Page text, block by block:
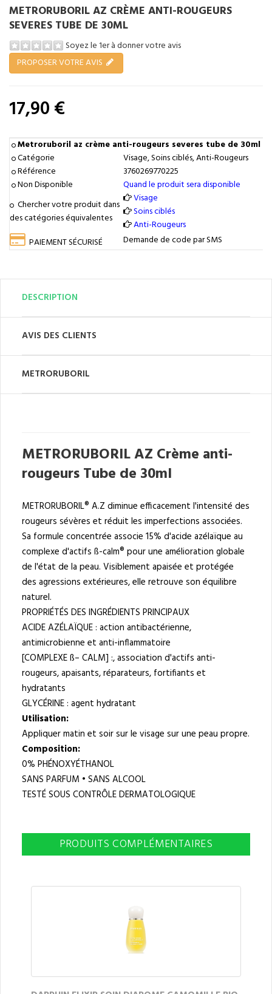
METRORUBORIL AZ CRÈME ANTI-ROUGEURS
SEVERES TUBE DE 30ML
Soyez le 1er à donner votre avis
PROPOSER VOTRE AVIS
17,90 €
Metroruboril az crème anti-rougeurs severes tube de 30ml
Catégorie
Visage, Soins ciblés, Anti-Rougeurs
Référence
3760269770225
Non Disponible
Quand le produit sera disponible
Chercher votre produit dans
des catégories équivalentes
Visage
Soins ciblés
Anti-Rougeurs
PAIEMENT SÉCURISÉ
Demande de code par SMS
DESCRIPTION
AVIS DES CLIENTS
METRORUBORIL
METRORUBORIL AZ Crème anti-
rougeurs Tube de 30ml
METRORUBORIL® A.Z diminue efficacement l'intensité des
rougeurs sévères et réduit les imperfections associées.
Sa formule concentrée associe 15% d'acide azélaïque au
complexe d'actifs ß-calm® pour une amélioration globale
de l'état de la peau. Visiblement apaisée et protégée
des agressions extérieures, elle retrouve son équilibre
naturel.
PROPRIÉTÉS DES INGRÉDIENTS PRINCIPAUX
ACIDE AZÉLAÏQUE : action antibactérienne,
antimicrobienne et anti-inflammatoire
[COMPLEXE ß– CALM] :, association d'actifs anti-
rougeurs, apaisants, réparateurs, fortifiants et
hydratants
GLYCÉRINE : agent hydratant
Utilisation:
Appliquer matin et soir sur le visage sur une peau propre.
Composition:
0% PHÉNOXYÉTHANOL
SANS PARFUM • SANS ALCOOL
TESTÉ SOUS CONTRÔLE DERMATOLOGIQUE
PRODUITS COMPLÉMENTAIRES